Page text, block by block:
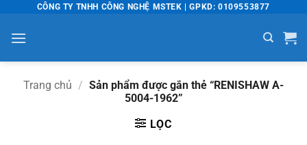
nội
dung
CÔNG TY TNHH CÔNG NGHỆ MSTEK | GPKD: 0109553877
Trang chủ / Sản phẩm được gắn thẻ “RENISHAW A-
5004-1962”
LỌC